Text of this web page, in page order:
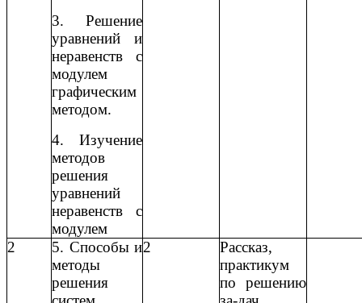
3. Решение
уравнений и
неравенств с
модулем
графическим
методом.
4. Изучение
методов
решения
уравнений
неравенств с
модулем
2
5. Способы и
методы
решения
2
Рассказ,
практикум
по решению